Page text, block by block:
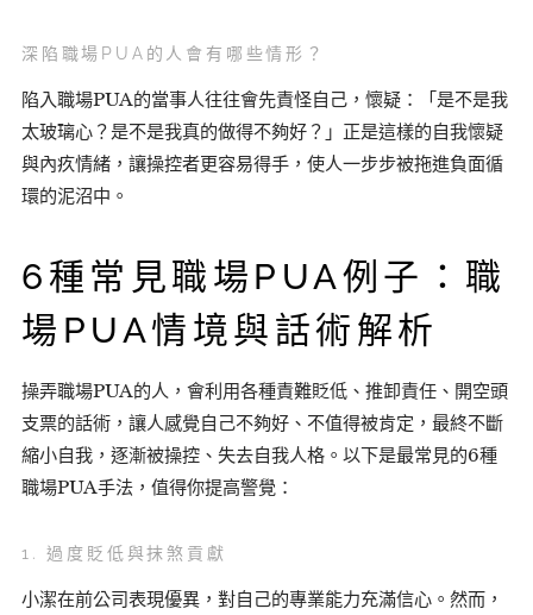
深陷職場PUA的人會有哪些情形？
陷入職場PUA的當事人往往會先責怪自己，懷疑：「是不是我
太玻璃心？是不是我真的做得不夠好？」正是這樣的自我懷疑
與內疚情緒，讓操控者更容易得手，使人一步步被拖進負面循
環的泥沼中。
6種常見職場PUA例子：職
場PUA情境與話術解析
操弄職場PUA的人，會利用各種責難貶低、推卸責任、開空頭
支票的話術，讓人感覺自己不夠好、不值得被肯定，最終不斷
縮小自我，逐漸被操控、失去自我人格。以下是最常見的6種
職場PUA手法，值得你提高警覺：
1. 過度貶低與抹煞貢獻
小潔在前公司表現優異，對自己的專業能力充滿信心。然而，